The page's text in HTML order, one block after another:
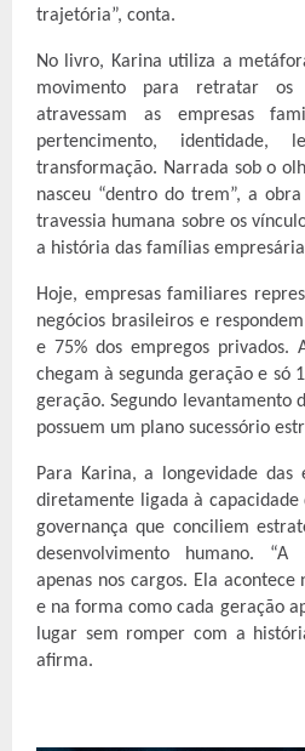
trajetória”, conta.
No livro, Karina utiliza a
movimento para retratar os
atravessam as empresas
pertencimento, identidade,
transformação. Narrada sob o
nasceu “dentro do trem”, a
travessia humana sobre os
a história das famílias
Hoje, empresas familiares
negócios brasileiros e
e 75% dos empregos privados.
chegam à segunda geração e só
geração. Segundo levantamento
possuem um plano sucessório
Para Karina, a longevidade das
diretamente ligada à capacidade
governança que conciliem
desenvolvimento humano. “A
apenas nos cargos. Ela acontece
e na forma como cada geração
lugar sem romper com a
afirma.